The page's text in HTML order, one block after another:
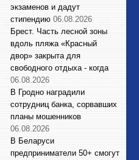
экзаменов и дадут
стипендию 06.08.2026
Брест. Часть лесной зоны
вдоль пляжа «Красный
двор» закрыта для
свободного отдыха - когда
06.08.2026
В Гродно наградили
сотрудниц банка, сорвавших
планы мошенников
06.08.2026
В Беларуси
предприниматели 50+ смогут